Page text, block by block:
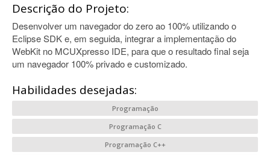
Descrição do Projeto:
Desenvolver um navegador do zero ao 100% utilizando o
Eclipse SDK e, em seguida, integrar a implementação do
WebKit no MCUXpresso IDE, para que o resultado final seja
um navegador 100% privado e customizado.
Habilidades desejadas:
Programação
Programação C
Programação C++